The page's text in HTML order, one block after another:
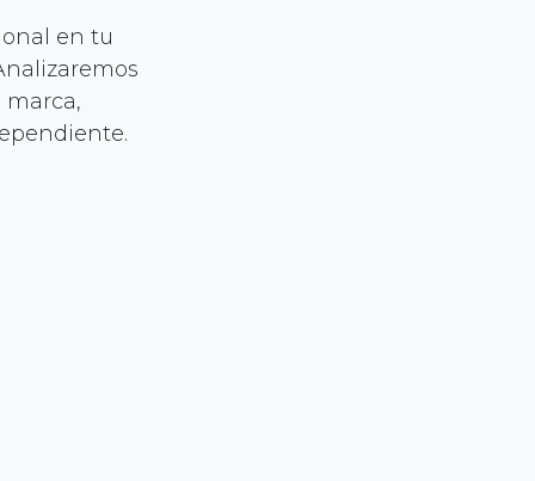
en tu